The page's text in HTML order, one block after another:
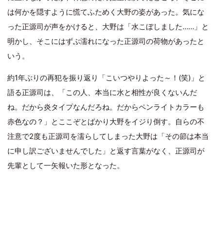
は何かを隠すように慌てふためく大野の姿があった。気にな
った正源司が声をかけると、大野は「水こぼしました……」と
明かし、そこにはずぶ濡れになった正源司の荷物があったと
いう。
約1年ぶりの再犯を振り返り「こいつやりよった～！(笑)」と
語る正源司は、「この人、本当に水と相性が良くないんだ
ね。だから炎タイプなんだろね。だからペンライトカラーも
赤色なの？」とここぞとばかり大野をイジり倒す。自らの不
注意で2度も正源司を濡らしてしまった大野は「その節は本当
に申し訳ございませんでした」と返す言葉がなく、正源司が
先輩として一矢報いた形となった。